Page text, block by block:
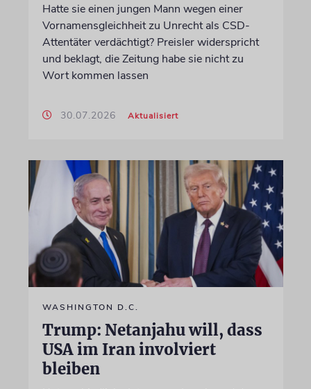
Hatte sie einen jungen Mann wegen einer
Vornamensgleichheit zu Unrecht als CSD-
Attentäter verdächtigt? Preisler widerspricht
und beklagt, die Zeitung habe sie nicht zu
Wort kommen lassen
30.07.2026 Aktualisiert
WASHINGTON D.C.
Trump: Netanjahu will, dass
USA im Iran involviert
bleiben